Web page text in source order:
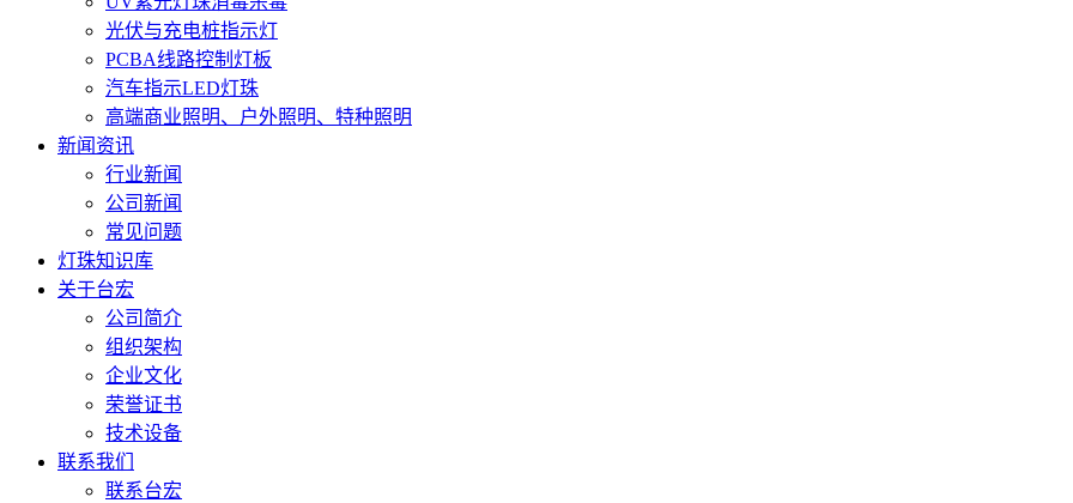
光伏与充电桩指示灯
PCBA线路控制灯板
汽车指示LED灯珠
高端商业照明、户外照明、特种照明
新闻资讯
行业新闻
公司新闻
常见问题
灯珠知识库
关于台宏
公司简介
组织架构
企业文化
荣誉证书
技术设备
联系我们
联系台宏